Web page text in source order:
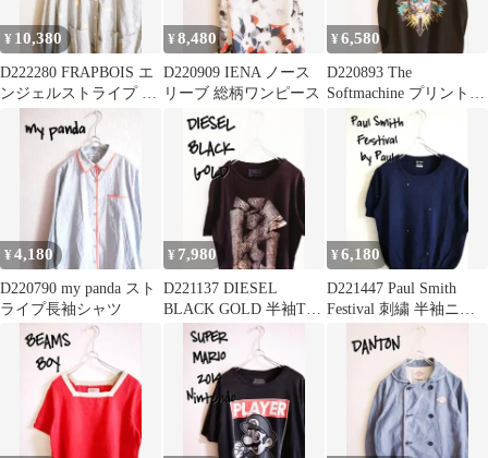
¥ 10,380
D222280 FRAPBOIS エ
ンジェルストライプ シ
¥8,480
D220909 IENA ノース
リーブ 総柄ワンピース
¥6,580
D220893 The
Softmachine プリント半
袖Tシャツ
¥4,180
D220790 my panda スト
ライプ長袖シャツ
¥ 7,980
D221137 DIESEL
BLACK GOLD 半袖Tシ
ャツ
¥6,180
D221447 Paul Smith
Festival 刺繍 半袖ニッ